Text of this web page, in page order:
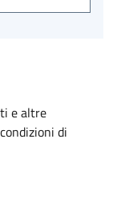
e altre
di